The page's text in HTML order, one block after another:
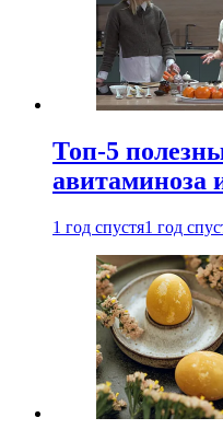
Топ-5
авитаминоза
1 год спустя1 год